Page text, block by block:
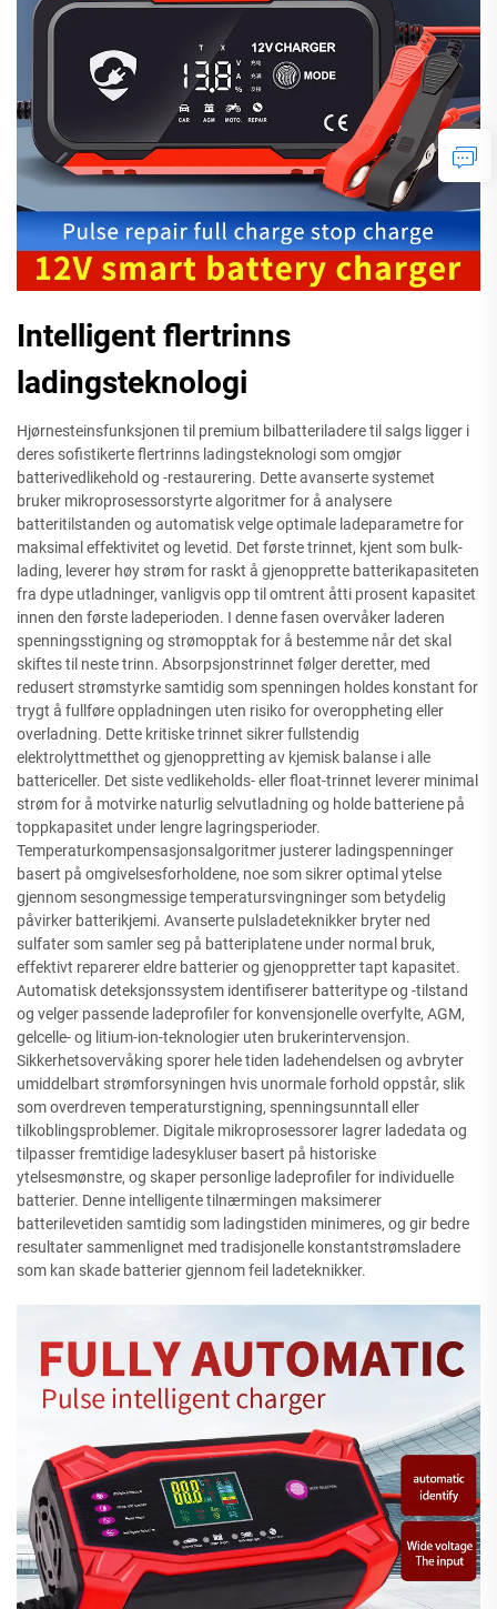
Intelligent flertrinns
ladingsteknologi
Hjørnesteinsfunksjonen til premium bilbatteriladere til salgs ligger i
deres sofistikerte flertrinns ladingsteknologi som omgjør
batterivedlikehold og -restaurering. Dette avanserte systemet
bruker mikroprosessorstyrte algoritmer for å analysere
batteritilstanden og automatisk velge optimale ladeparametre for
maksimal effektivitet og levetid. Det første trinnet, kjent som bulk-
lading, leverer høy strøm for raskt å gjenopprette batterikapasiteten
fra dype utladninger, vanligvis opp til omtrent åtti prosent kapasitet
innen den første ladeperioden. I denne fasen overvåker laderen
spenningsstigning og strømopptak for å bestemme når det skal
skiftes til neste trinn. Absorpsjonstrinnet følger deretter, med
redusert strømstyrke samtidig som spenningen holdes konstant for
trygt å fullføre oppladningen uten risiko for overoppheting eller
overladning. Dette kritiske trinnet sikrer fullstendig
elektrolyttmetthet og gjenoppretting av kjemisk balanse i alle
battericeller. Det siste vedlikeholds- eller float-trinnet leverer minimal
strøm for å motvirke naturlig selvutladning og holde batteriene på
toppkapasitet under lengre lagringsperioder.
Temperaturkompensasjonsalgoritmer justerer ladingspenninger
basert på omgivelsesforholdene, noe som sikrer optimal ytelse
gjennom sesongmessige temperatursvingninger som betydelig
påvirker batterikjemi. Avanserte pulsladeteknikker bryter ned
sulfater som samler seg på batteriplatene under normal bruk,
effektivt reparerer eldre batterier og gjenoppretter tapt kapasitet.
Automatisk deteksjonssystem identifiserer batteritype og -tilstand
og velger passende ladeprofiler for konvensjonelle overfylte, AGM,
gelcelle- og litium-ion-teknologier uten brukerintervensjon.
Sikkerhetsovervåking sporer hele tiden ladehendelsen og avbryter
umiddelbart strømforsyningen hvis unormale forhold oppstår, slik
som overdreven temperaturstigning, spenningsunntall eller
tilkoblingsproblemer. Digitale mikroprosessorer lagrer ladedata og
tilpasser fremtidige ladesykluser basert på historiske
ytelsesmønstre, og skaper personlige ladeprofiler for individuelle
batterier. Denne intelligente tilnærmingen maksimerer
batterilevetiden samtidig som ladingstiden minimeres, og gir bedre
resultater sammenlignet med tradisjonelle konstantstrømsladere
som kan skade batterier gjennom feil ladeteknikker.